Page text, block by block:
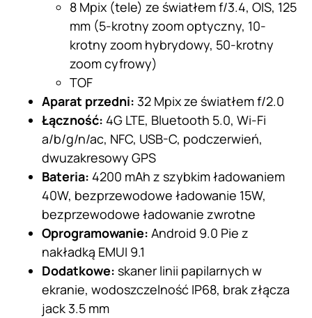
8 Mpix (tele) ze światłem f/3.4, OIS, 125
mm (5-krotny zoom optyczny, 10-
krotny zoom hybrydowy, 50-krotny
zoom cyfrowy)
TOF
Aparat przedni: 32 Mpix ze światłem f/2.0
Łączność: 4G LTE, Bluetooth 5.0, Wi-Fi
a/b/g/n/ac, NFC, USB-C, podczerwień,
dwuzakresowy GPS
Bateria: 4200 mAh z szybkim ładowaniem
40W, bezprzewodowe ładowanie 15W,
bezprzewodowe ładowanie zwrotne
Oprogramowanie: Android 9.0 Pie z
nakładką EMUI 9.1
Dodatkowe: skaner linii papilarnych w
ekranie, wodoszczelność IP68, brak złącza
jack 3.5 mm